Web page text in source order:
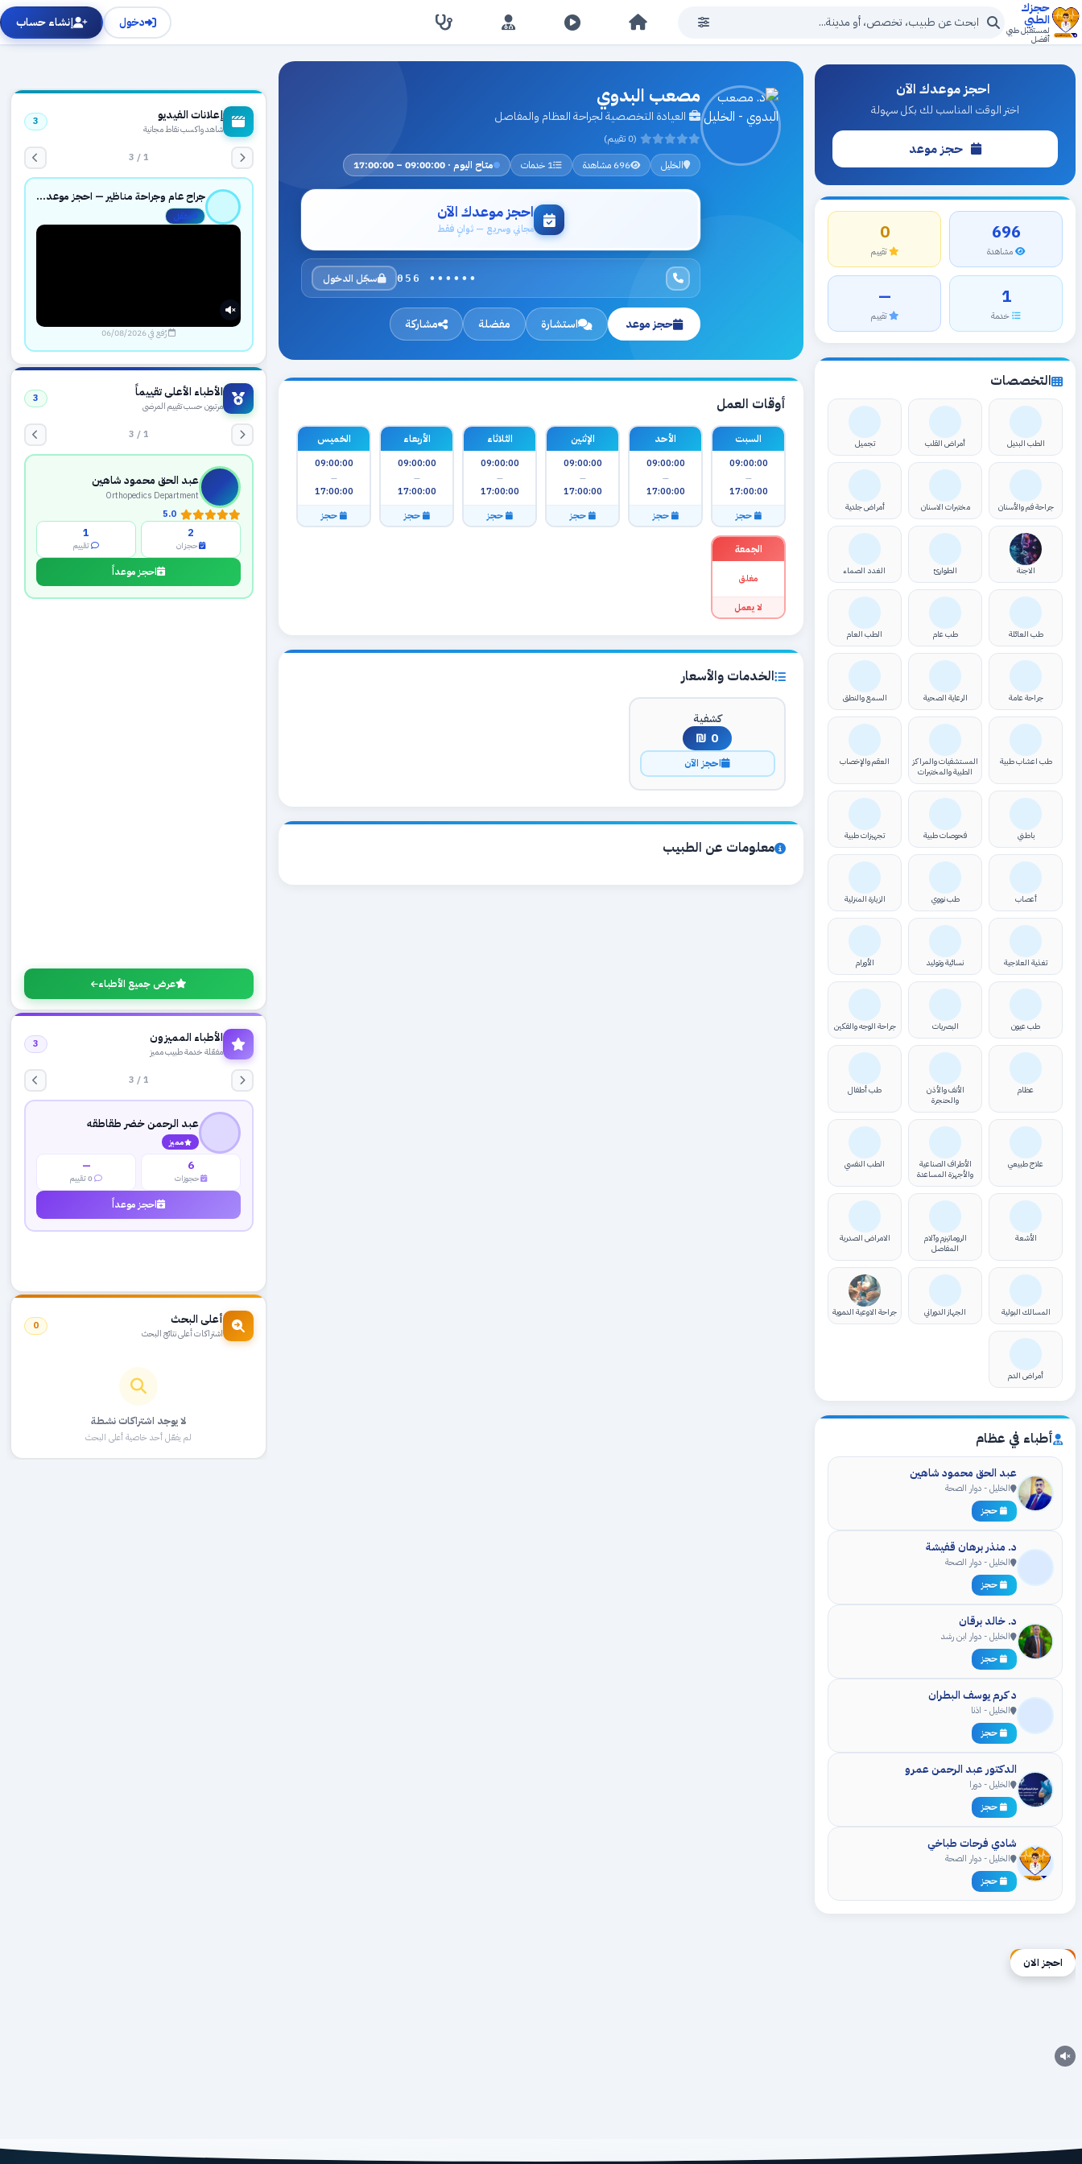
حجزك
الطبي
لمستقبل طبي
أفضل
دخول إنشاء حساب
احجز موعدك الآن
اختر الوقت المناسب لك بكل سهولة
حجز موعد
696
مشاهدة
0
تقييم
1
خدمة
—
تقييم
التخصصات
الطب البديل أمراض القلب تجميل
جراحة فم والأسنان مختبرات الاسنان أمراض جلدية
الاجنة الطوارئ الغدد الصماء
طب العائلة طب عام الطب العام
جراحة عامة الرعاية الصحية السمع والنطق
طب اعشاب طبية
المستشفيات والمراكز
الطبية والمختبرات
العقم والإخصاب
باطني فحوصات طبية تجهيزات طبية
أعصاب طب نووي الزيارة المنزلية
تغذية العلاجية نسائية وتوليد الأورام
طب عيون البصريات جراحة الوجه والفكين
عظام
الأنف والأذن
والحنجرة
طب أطفال
علاج طبيعي
الأطراف الصناعية
والأجهزة المساعدة
الطب النفسي
الأشعة
الروماتيزم وآلام
المفاصل
الامراض الصدرية
المسالك البولية الجهاز الدوراني جراحة الاوعية الدموية
أمراض الدم
أطباء في عظام
عبد الحق محمود شاهين
الخليل - دوار الصحة
حجز
د. منذر برهان قفيشة
الخليل - دوار الصحة
حجز
‏د. خالد برقان
الخليل - دوار ابن رشد
حجز
د كرم يوسف البطران
الخليل - اذنا
حجز
الدكتور عبد الرحمن عمرو
الخليل - دورا
حجز
شادي فرحات طباخي
الخليل - دوار الصحة
حجز
إعلان ممول
احجز الان
مصعب البدوي
العيادة التخصصية لجراحة العظام والمفاصل
(0 تقييم)
الخليل
696 مشاهدة 1 خدمات متاح اليوم · 09:00:00 – 17:00:00
احجز موعدك الآن
مجاني وسريع — ثوانٍ فقط
056 •••••• سجّل الدخول
حجز موعد استشارة مفضلة مشاركة
أوقات العمل
السبت
09:00:00
—
17:00:00
حجز
الأحد
09:00:00
—
17:00:00
حجز
الإثنين
09:00:00
—
17:00:00
حجز
الثلاثاء
09:00:00
—
17:00:00
حجز
الأربعاء
09:00:00
—
17:00:00
حجز
الخميس
09:00:00
—
17:00:00
حجز
الجمعة
مغلق
لا يعمل
الخدمات والأسعار
كشفية
0 ₪
احجز الآن
معلومات عن الطبيب
إعلانات الفيديو
شاهد واكسب نقاط مجانية
3
1 / 3
جراح عام وجراحة مناظير — احجز موعدك بثقة عبر حجزك الطبي
مفعّل
رُفع في 06/08/2026
الأطباء الأعلى تقييماً
مرتبون حسب تقييم المرضى
3
1 / 3
عبد الحق محمود شاهين
Orthopedics Department
5.0
2
حجزان
1
تقييم
احجز موعداً
عرض جميع الأطباء
الأطباء المميزون
مفعّلة خدمة طبيب مميز
3
1 / 3
عبد الرحمن خضر طقاطقه
مميز
6
حجوزات
—
احجز موعداً
أعلى البحث
اشتراكات أعلى نتائج البحث
0
لا يوجد اشتراكات نشطة
لم يفعّل أحد خاصية أعلى البحث